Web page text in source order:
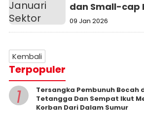
dan Small-cap
Cuan
09 Jan 2026
Kembali
Terpopuler
1
Tersangka Pembunuh Bocah
Tetangga Dan Sempat Ikut
Korban Dari Dalam Sumur